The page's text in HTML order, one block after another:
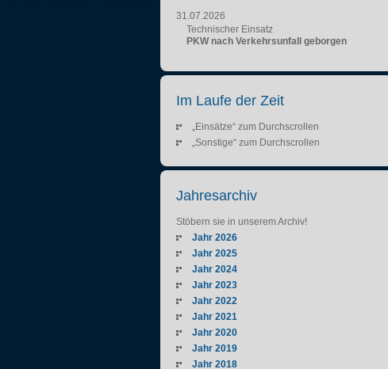
31.07.2026
Technischer Einsatz
PKW nach Verkehrsunfall geborgen
Im Laufe der Zeit
„Einsätze“ zum Durchscrollen
„Sonstige“ zum Durchscrollen
Jahresarchiv
Stöbern sie in unserem Archiv!
Jahr 2026
Jahr 2025
Jahr 2024
Jahr 2023
Jahr 2022
Jahr 2021
Jahr 2020
Jahr 2019
Jahr 2018